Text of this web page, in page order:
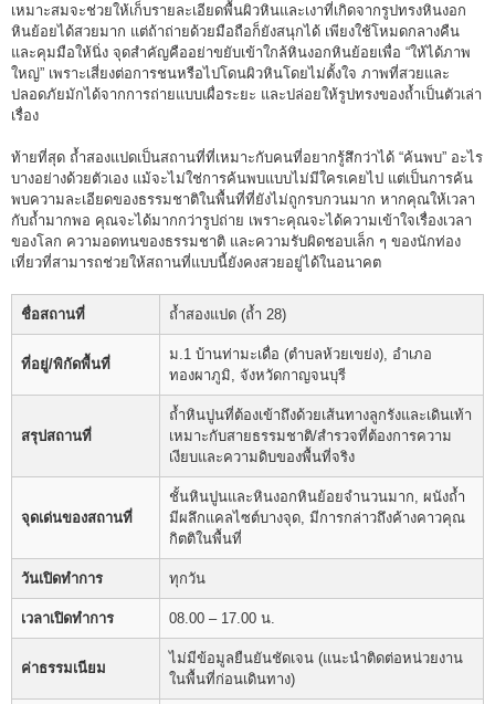
เหมาะสมจะช่วยให้เก็บรายละเอียดพื้นผิวหินและเงาที่เกิดจากรูปทรงหินงอก
หินย้อยได้สวยมาก แต่ถ้าถ่ายด้วยมือถือก็ยังสนุกได้ เพียงใช้โหมดกลางคืน
และคุมมือให้นิ่ง จุดสำคัญคืออย่าขยับเข้าใกล้หินงอกหินย้อยเพื่อ “ให้ได้ภาพ
ใหญ่” เพราะเสี่ยงต่อการชนหรือไปโดนผิวหินโดยไม่ตั้งใจ ภาพที่สวยและ
ปลอดภัยมักได้จากการถ่ายแบบเผื่อระยะ และปล่อยให้รูปทรงของถ้ำเป็นตัวเล่า
เรื่อง
ท้ายที่สุด ถ้ำสองแปดเป็นสถานที่ที่เหมาะกับคนที่อยากรู้สึกว่าได้ “ค้นพบ” อะไร
บางอย่างด้วยตัวเอง แม้จะไม่ใช่การค้นพบแบบไม่มีใครเคยไป แต่เป็นการค้น
พบความละเอียดของธรรมชาติในพื้นที่ที่ยังไม่ถูกรบกวนมาก หากคุณให้เวลา
กับถ้ำมากพอ คุณจะได้มากกว่ารูปถ่าย เพราะคุณจะได้ความเข้าใจเรื่องเวลา
ของโลก ความอดทนของธรรมชาติ และความรับผิดชอบเล็ก ๆ ของนักท่อง
เที่ยวที่สามารถช่วยให้สถานที่แบบนี้ยังคงสวยอยู่ได้ในอนาคต
ชื่อสถานที่ ถ้ำสองแปด (ถ้ำ 28)
ที่อยู่/พิกัดพื้นที่
ม.1 บ้านท่ามะเดื่อ (ตำบลห้วยเขย่ง), อำเภอ
ทองผาภูมิ, จังหวัดกาญจนบุรี
สรุปสถานที่
ถ้ำหินปูนที่ต้องเข้าถึงด้วยเส้นทางลูกรังและเดินเท้า
เหมาะกับสายธรรมชาติ/สำรวจที่ต้องการความ
เงียบและความดิบของพื้นที่จริง
จุดเด่นของสถานที่
ชั้นหินปูนและหินงอกหินย้อยจำนวนมาก, ผนังถ้ำ
มีผลึกแคลไซต์บางจุด, มีการกล่าวถึงค้างคาวคุณ
กิตติในพื้นที่
วันเปิดทำการ ทุกวัน
เวลาเปิดทำการ 08.00 – 17.00 น.
ค่าธรรมเนียม
ไม่มีข้อมูลยืนยันชัดเจน (แนะนำติดต่อหน่วยงาน
ในพื้นที่ก่อนเดินทาง)